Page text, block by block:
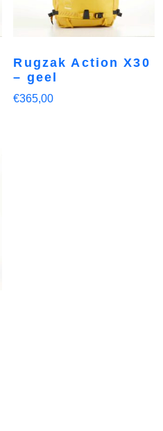
Rugzak Action X30
– geel
€365,00